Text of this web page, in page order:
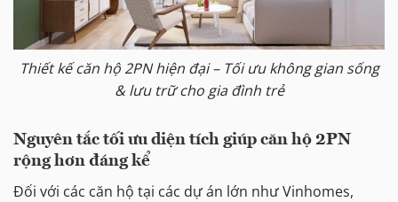
Thiết kế căn hộ 2PN hiện đại – Tối ưu không gian sống
& lưu trữ cho gia đình trẻ
Nguyên tắc tối ưu diện tích giúp căn hộ 2PN
rộng hơn đáng kể
Đối với các căn hộ tại các dự án lớn như Vinhomes,